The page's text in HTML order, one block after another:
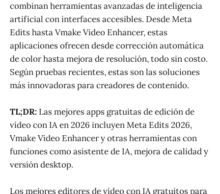
combinan herramientas avanzadas de inteligencia
artificial con interfaces accesibles. Desde Meta
Edits hasta Vmake Video Enhancer, estas
aplicaciones ofrecen desde corrección automática
de color hasta mejora de resolución, todo sin costo.
Según pruebas recientes, estas son las soluciones
más innovadoras para creadores de contenido.
TL;DR: Las mejores apps gratuitas de edición de
vídeo con IA en 2026 incluyen Meta Edits 2026,
Vmake Video Enhancer y otras herramientas con
funciones como asistente de IA, mejora de calidad y
versión desktop.
Los mejores editores de vídeo con IA gratuitos para